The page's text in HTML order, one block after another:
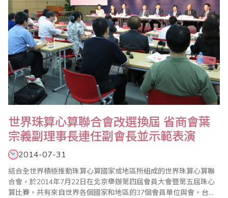
世界珠算心算聯合會改選換屆 省商會葉
宗義副理事長連任副會長並示範表演
2014-07-31
結合全世界積極推動珠算心算國家或地區所組成的世界珠算心算聯
合會，於2014年7月22日在北京舉辦第四屆會員大會暨第五屆珠心
算比賽，共有來自世界各個國家和地區的37個會員單位與會，台灣